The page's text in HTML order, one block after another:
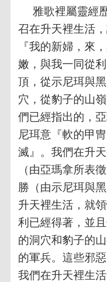
雅歌裡屬靈經
召在升天裡生活
『我的新婦，來
嫩，與我一同從
頂，從示尼珥與
穴，從豹子的山
們已經指出的，
尼珥意『軟的甲
滅』。我們在升
（由亞瑪拿所表
勝（由示尼珥與
升天裡生活，就
利已經得著，並
的洞穴和豹子的
的軍兵。這些邪
我們在升天裡生